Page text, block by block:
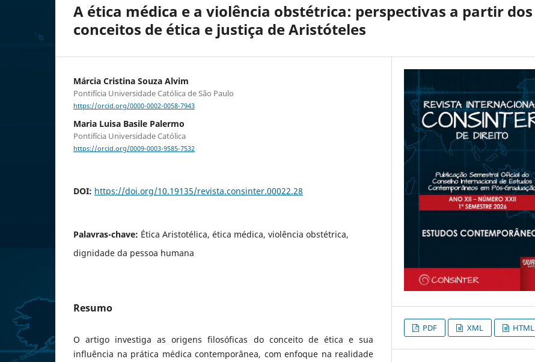
A ética médica e a violência obstétrica: perspectivas a partir dos
conceitos de ética e justiça de Aristóteles
Márcia Cristina Souza Alvim
Pontifícia Universidade Católica de São Paulo
https://orcid.org/0000-0002-0058-7943
Maria Luisa Basile Palermo
Pontifícia Universidade Católica
https://orcid.org/0009-0003-9585-7532
DOI: https://doi.org/10.19135/revista.consinter.00022.28
Palavras-chave: Ética Aristotélica, ética médica, violência obstétrica,
dignidade da pessoa humana
Resumo
O artigo investiga as origens filosóficas do conceito de ética e sua
influência na prática médica contemporânea, com enfoque na realidade
PDF XML HTML